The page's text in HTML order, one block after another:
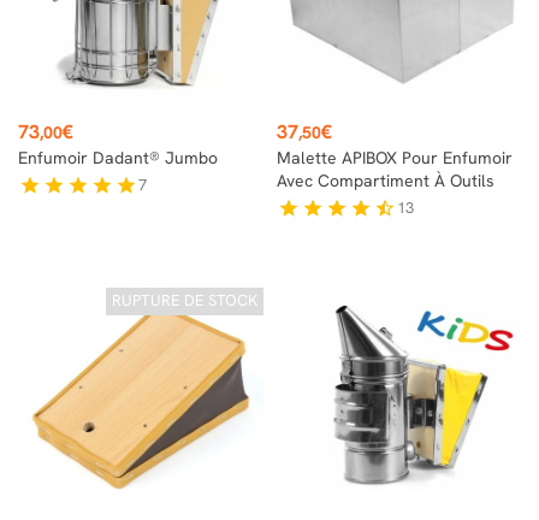
Prix
73,00€
Enfumoir Dadant® Jumbo
star star star star star7
Prix
37,50€
Malette APIBOX Pour Enfumoir
Avec Compartiment À Outils
star star star star star_half 13
RUPTURE DE STOCK